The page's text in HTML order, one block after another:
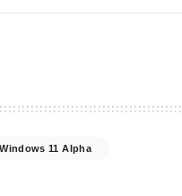
Windows 11 Alpha